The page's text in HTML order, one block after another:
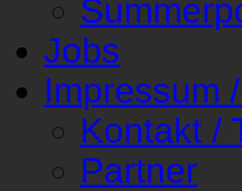
Jobs
Impressum
Kontakt /
Partner